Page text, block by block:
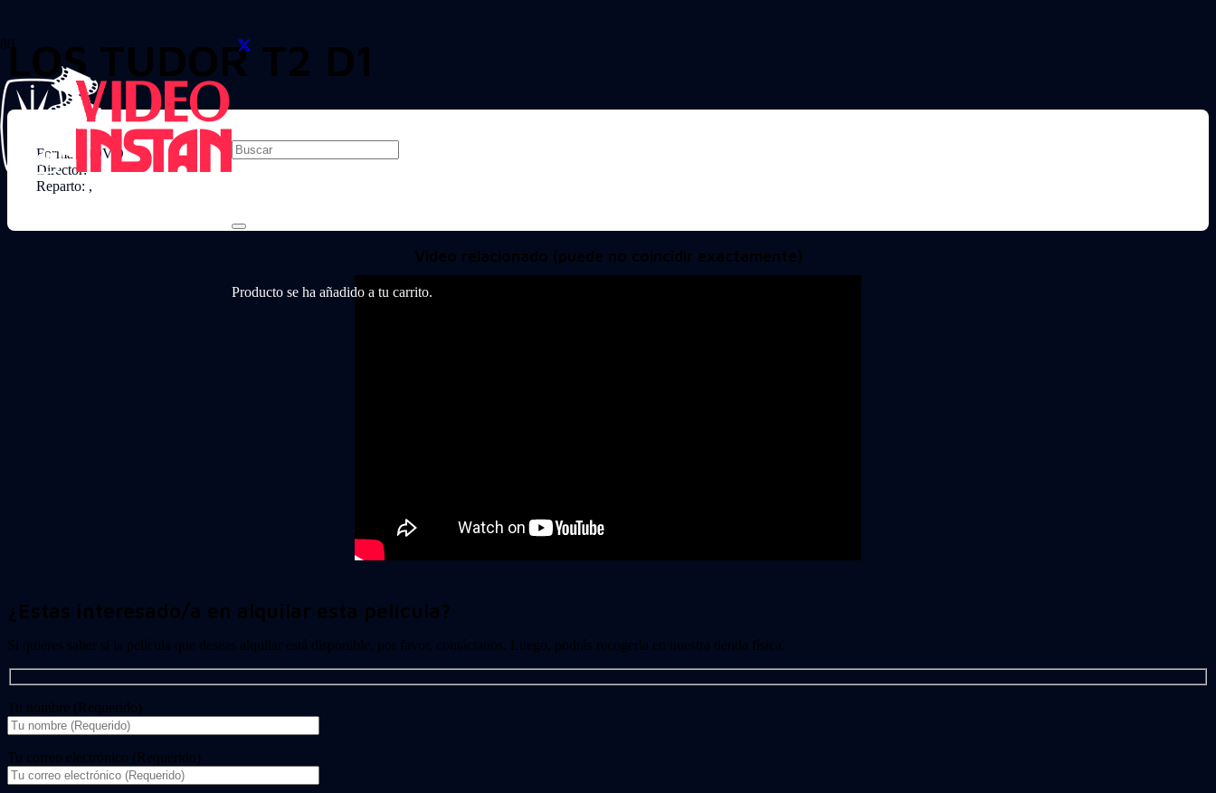
Producto se ha añadido a tu carrito.
LOS TUDOR T2 D1
Formato: DVD
Director:
Reparto: ,
Video relacionado (puede no coincidir exactamente)
¿Estas interesado/a en alquilar esta película?
Si quieres saber si la película que deseas alquilar está disponible, por favor, contáctanos. Luego, podrás recogerla en nuestra tienda física.
Tu nombre (Requerido)
Tu correo electrónico (Requerido)